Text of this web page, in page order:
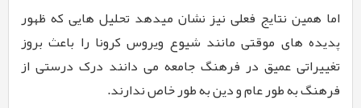
اما همین نتایج فعلی نیز نشان می­دهد تحلیل­ هایی که ظهور
پدیده های موقتی مانند شیوع ویروس کرونا را باعث بروز
تغییراتی عمیق در فرهنگ جامعه می­ دانند درک درستی از
فرهنگ به طور عام و دین به طور خاص ندارند.